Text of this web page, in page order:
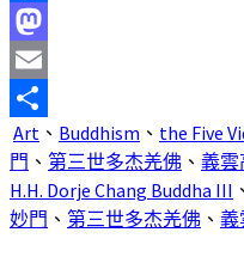
Facebook
Mastodon
Email
分
享
Art 、 Buddhism 、 the Five
門 、 第三世多杰羌佛 、 義雲
H.H. Dorje Chang Buddha III
妙門 、 第三世多杰羌佛 、 義